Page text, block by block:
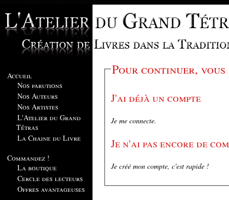
Accueil
Nos parutions
Nos Auteurs
Nos Artistes
L'Atelier du Grand
Tétras
La Chaine du Livre
Commandez !
La boutique
Cercle des lecteurs
Offres avantageuses
Pour continuer, vous
J'ai déjà un compte
Je me connecte.
Je n'ai pas encore de
Je créé mon compte, c'est rapide !